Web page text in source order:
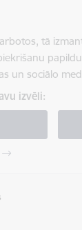
tā
un sociālo
izvēli: